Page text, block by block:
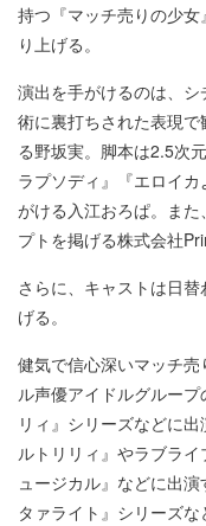
持つ『マッチ売りの少
り上げる。
演出を手がけるのは、
術に裏打ちされた表現
る野坂実。脚本は2.5次
ラプソディ』『エロイ
がける入江おろぱ。ま
プトを掲げる株式会社
さらに、キャストは日
げる。
健気で信心深いマッチ
ル声優アイドルグルー
リィ』シリーズなどに
ルトリリィ』やラブラ
ュージカル』などに出
タァライト』シリーズ